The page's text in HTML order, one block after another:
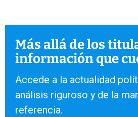
Más allá de los
información que
Accede a la actualidad
análisis riguroso y de la
referencia.